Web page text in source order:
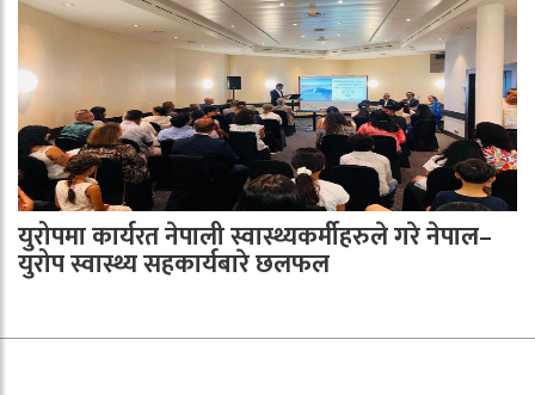
युरोपमा कार्यरत नेपाली स्वास्थ्यकर्मीहरुले गरे नेपाल–
युरोप स्वास्थ्य सहकार्यबारे छलफल